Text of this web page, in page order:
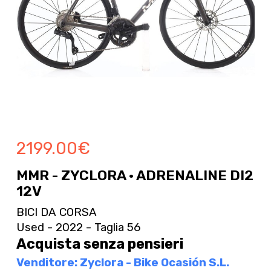
2199.00€
MMR - ZYCLORA · ADRENALINE DI2
12V
BICI DA CORSA
Used - 2022 - Taglia 56
Acquista senza pensieri
Venditore: Zyclora - Bike Ocasión S.L.